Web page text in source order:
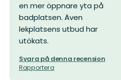
en mer öppnare yta på
badplatsen. Även
lekplatsens utbud har
utökats.
Svara på denna recension
Rapportera